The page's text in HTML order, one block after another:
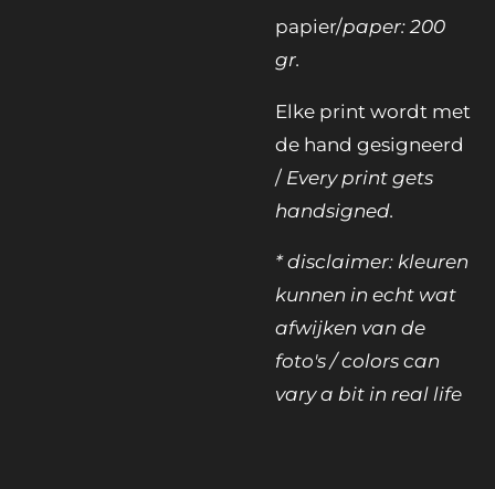
papier/paper: 200
gr.
Elke print wordt met
de hand gesigneerd
/ Every print gets
handsigned.
* disclaimer: kleuren
kunnen in echt wat
afwijken van de
foto's / colors can
vary a bit in real life